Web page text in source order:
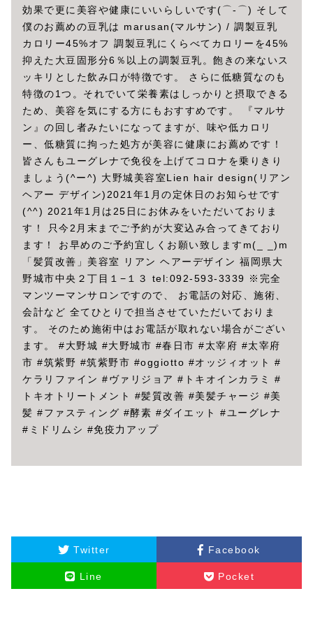
効果で更に美容や健康にいいらしいです(⌒‐⌒) そして
僕のお薦めの豆乳は marusan(マルサン) / 調製豆乳
カロリー45%オフ 調製豆乳にくらべてカロリーを45%
抑えた大豆固形分6％以上の調製豆乳。飽きの来ないス
ッキリとした飲み口が特徴です。 さらに低糖質なのも
特徴の1つ。それでいて栄養素はしっかりと摂取できる
ため、美容を気にする方にもおすすめです。 『マルサ
ン』の回し者みたいになってますが、味や低カロリ
ー、低糖質に拘った処方が美容に健康にお薦めです！
皆さんもユーグレナで免役を上げてコロナを乗りきり
ましょう(^ー^) 大野城美容室Lien hair design(リアン
ヘアー デザイン)2021年1月の定休日のお知らせです
(^^) 2021年1月は25日にお休みをいただいておりま
す！ 只今2月末までご予約が大変込み合ってきており
ます！ お早めのご予約宜しくお願い致しますm(_ _)m
「髪質改善」美容室 リアン ヘアーデザイン 福岡県大
野城市中央２丁目１−１３ tel:092-593-3339 ※完全
マンツーマンサロンですので、 お電話の対応、施術、
会計など 全てひとりで担当させていただいておりま
す。 そのため施術中はお電話が取れない場合がござい
ます。 #大野城 #大野城市 #春日市 #太宰府 #太宰府
市 #筑紫野 #筑紫野市 #oggiotto #オッジィオット #
ケラリファイン #ヴァリジョア #トキオインカラミ #
トキオトリートメント #髪質改善 #美髪チャージ #美
髪 #ファスティング #酵素 #ダイエット #ユーグレナ
#ミドリムシ #免疫力アップ
Twitter Facebook
Line Pocket